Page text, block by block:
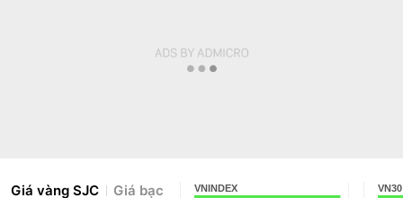
Giá vàng SJC Giá bạc VNINDEX VN30